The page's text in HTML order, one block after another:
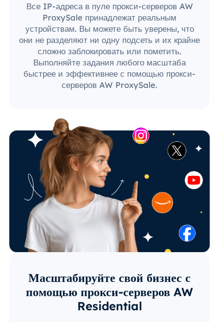
Все IP-адреса в пуле прокси-серверов AW
ProxySale принадлежат реальным
устройствам. Вы можете быть уверены, что
они не разделяют ни одну подсеть и их крайне
сложно заблокировать или пометить.
Выполняйте задания любого масштаба
быстрее и эффективнее с помощью прокси-
серверов AW ProxySale.
Масштабируйте свой бизнес с
помощью прокси-серверов AW
Residential